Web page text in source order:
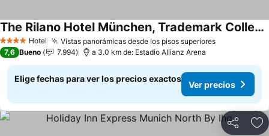
4 EstrellasHotel Vistas panorámicas desde los pisos superioresVer precios
The Rilano Hotel München, Trademark Collection by Wyndham
Ver precios
7,6 Bueno 7.994 a 3.0 km de: Estadio Allianz Arena
Elige fechas para ver los precios exactos
Ver precios
Compartir